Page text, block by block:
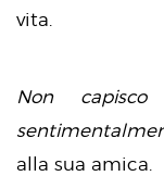
vita.
Non
alla sua amica.